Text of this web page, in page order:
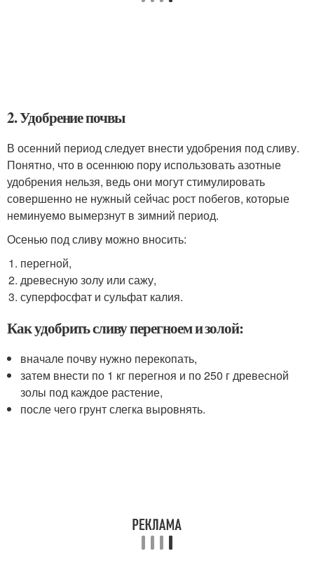
2. Удобрение почвы
В осенний период следует внести удобрения под сливу.
Понятно, что в осеннюю пору использовать азотные
удобрения нельзя, ведь они могут стимулировать
совершенно не нужный сейчас рост побегов, которые
неминуемо вымерзнут в зимний период.
Осенью под сливу можно вносить:
перегной,
древесную золу или сажу,
суперфосфат и сульфат калия.
Как удобрить сливу перегноем и золой:
вначале почву нужно перекопать,
затем внести по 1 кг перегноя и по 250 г древесной
золы под каждое растение,
после чего грунт слегка выровнять.